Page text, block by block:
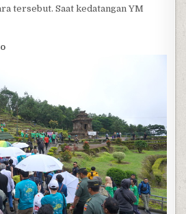
tersebut. Saat kedatangan YM